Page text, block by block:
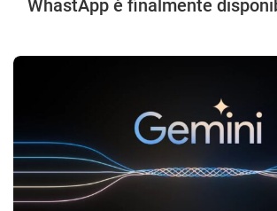
WhastApp è finalmente